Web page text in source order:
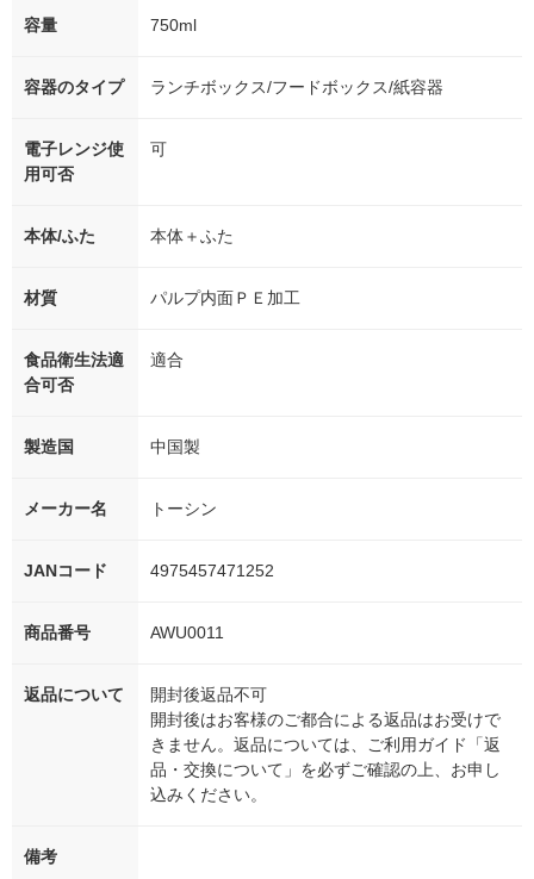
容量 750ml
容器のタイプ ランチボックス/フードボックス/紙容器
電子レンジ使
用可否
可
本体/ふた 本体＋ふた
材質 パルプ内面ＰＥ加工
食品衛生法適
合可否
適合
製造国 中国製
メーカー名 トーシン
JANコード 4975457471252
商品番号 AWU0011
返品について
開封後返品不可
開封後はお客様のご都合による返品はお受けで
きません。返品については、ご利用ガイド「返
品・交換について」を必ずご確認の上、お申し
込みください。
備考